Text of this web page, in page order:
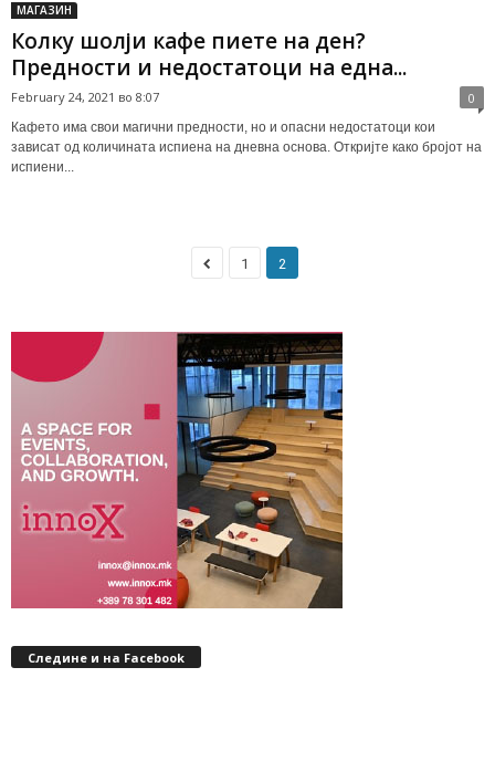
МАГАЗИН
Колку шолји кафе пиете на ден?
Предности и недостатоци на една...
February 24, 2021 во 8:07 0
Кафето има свои магични предности, но и опасни недостатоци кои
зависат од количината испиена на дневна основа. Откријте како бројот на
испиени...
1 2
Следине и на Facebook